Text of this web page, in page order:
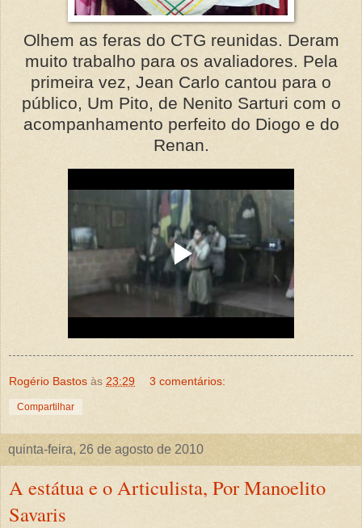
Olhem as feras do CTG reunidas. Deram
muito trabalho para os avaliadores. Pela
primeira vez, Jean Carlo cantou para o
público, Um Pito, de Nenito Sarturi com o
acompanhamento perfeito do Diogo e do
Renan.
Rogério Bastos às 23:29 3 comentários:
Compartilhar
quinta-feira, 26 de agosto de 2010
A estátua e o Articulista, Por Manoelito
Savaris